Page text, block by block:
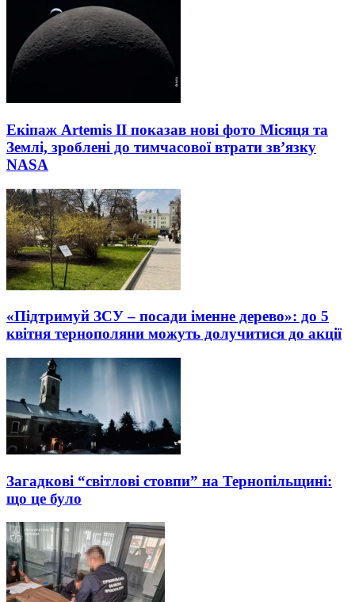
Екіпаж Artemis II показав нові фото Місяця та
Землі, зроблені до тимчасової втрати зв’язку
NASA
«Підтримуй ЗСУ – посади іменне дерево»: до 5
квітня тернополяни можуть долучитися до акції
Загадкові “світлові стовпи” на Тернопільщині:
що це було